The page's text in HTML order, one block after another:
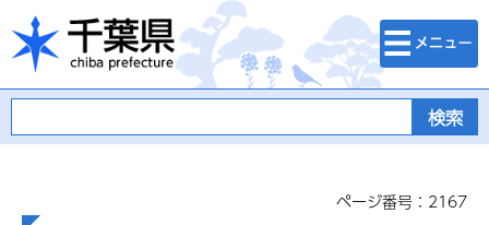
千葉県
検索・メニュ
ー
ページ番号：2167